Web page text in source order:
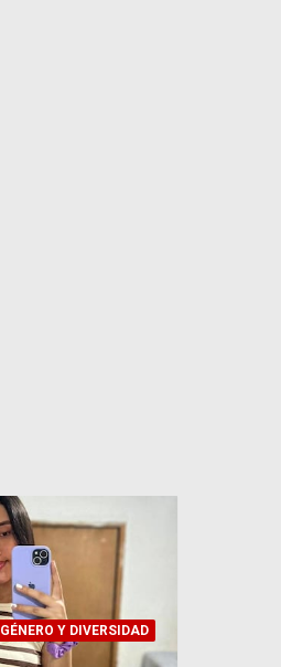
GÉNERO Y DIVERSIDAD